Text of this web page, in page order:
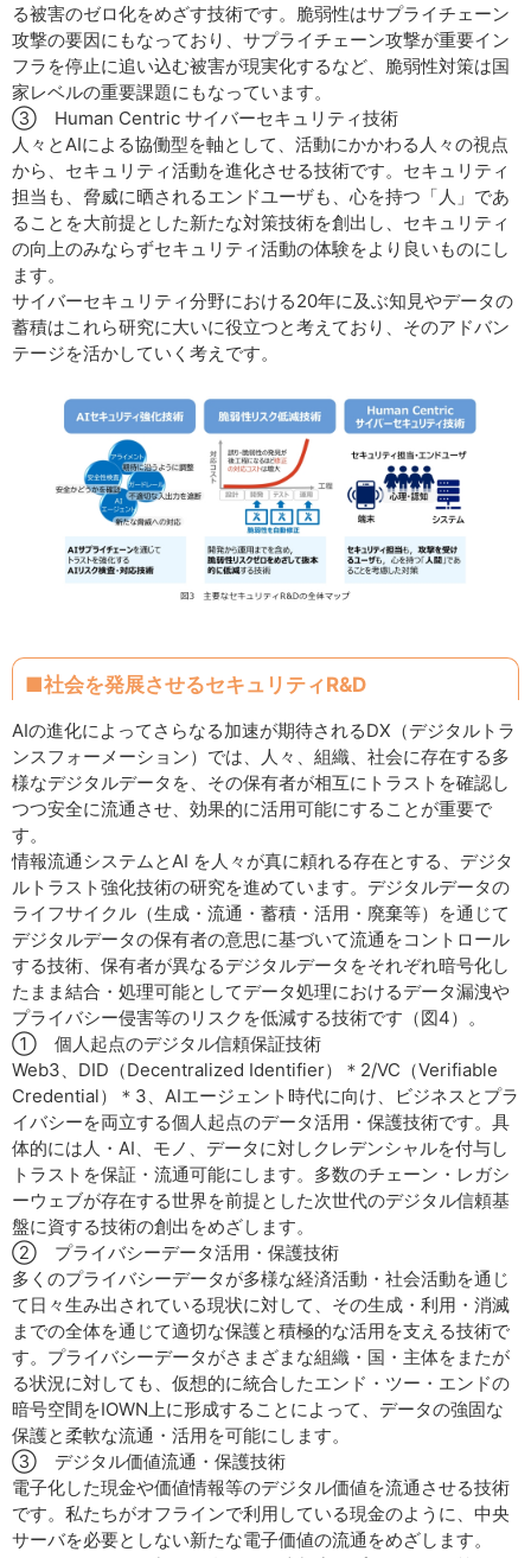
る被害のゼロ化をめざす技術です。脆弱性はサプライチェーン
攻撃の要因にもなっており、サプライチェーン攻撃が重要イン
フラを停止に追い込む被害が現実化するなど、脆弱性対策は国
家レベルの重要課題にもなっています。
③ Human Centric サイバーセキュリティ技術
人々とAIによる協働型を軸として、活動にかかわる人々の視点
から、セキュリティ活動を進化させる技術です。セキュリティ
担当も、脅威に晒されるエンドユーザも、心を持つ「人」であ
ることを大前提とした新たな対策技術を創出し、セキュリティ
の向上のみならずセキュリティ活動の体験をより良いものにし
ます。
サイバーセキュリティ分野における20年に及ぶ知見やデータの
蓄積はこれら研究に大いに役立つと考えており、そのアドバン
テージを活かしていく考えです。
■社会を発展させるセキュリティR&D
AIの進化によってさらなる加速が期待されるDX（デジタルトラ
ンスフォーメーション）では、人々、組織、社会に存在する多
様なデジタルデータを、その保有者が相互にトラストを確認し
つつ安全に流通させ、効果的に活用可能にすることが重要で
す。
情報流通システムとAI を人々が真に頼れる存在とする、デジタ
ルトラスト強化技術の研究を進めています。デジタルデータの
ライフサイクル（生成・流通・蓄積・活用・廃棄等）を通じて
デジタルデータの保有者の意思に基づいて流通をコントロール
する技術、保有者が異なるデジタルデータをそれぞれ暗号化し
たまま結合・処理可能としてデータ処理におけるデータ漏洩や
プライバシー侵害等のリスクを低減する技術です（図4）。
① 個人起点のデジタル信頼保証技術
Web3、DID（Decentralized Identifier）＊2/VC（Verifiable
Credential）＊3、AIエージェント時代に向け、ビジネスとプラ
イバシーを両立する個人起点のデータ活用・保護技術です。具
体的には人・AI、モノ、データに対しクレデンシャルを付与し
トラストを保証・流通可能にします。多数のチェーン・レガシ
ーウェブが存在する世界を前提とした次世代のデジタル信頼基
盤に資する技術の創出をめざします。
② プライバシーデータ活用・保護技術
多くのプライバシーデータが多様な経済活動・社会活動を通じ
て日々生み出されている現状に対して、その生成・利用・消滅
までの全体を通じて適切な保護と積極的な活用を支える技術で
す。プライバシーデータがさまざまな組織・国・主体をまたが
る状況に対しても、仮想的に統合したエンド・ツー・エンドの
暗号空間をIOWN上に形成することによって、データの強固な
保護と柔軟な流通・活用を可能にします。
③ デジタル価値流通・保護技術
電子化した現金や価値情報等のデジタル価値を流通させる技術
です。私たちがオフラインで利用している現金のように、中央
サーバを必要としない新たな電子価値の流通をめざします。